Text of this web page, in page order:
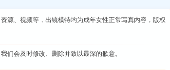
源、视频等，出镜模特均为成年女性正常写真内容，版权
们会及时修改、删除并致以最深的歉意。